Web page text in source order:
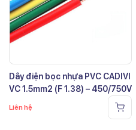
Dây điện bọc nhựa PVC CADIVI
VC 1.5mm2 (F 1.38) – 450/750V
Liên hệ